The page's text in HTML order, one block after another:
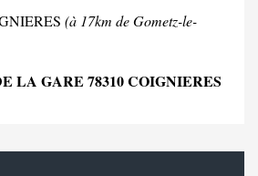
(à 17km de Gometz-le-
LA GARE 78310 COIGNIERES